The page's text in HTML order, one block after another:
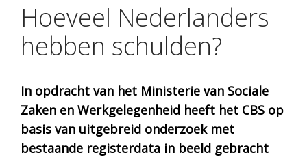
Hoeveel Nederlanders
hebben schulden?
In opdracht van het Ministerie van Sociale
Zaken en Werkgelegenheid heeft het CBS op
basis van uitgebreid onderzoek met
bestaande registerdata in beeld gebracht